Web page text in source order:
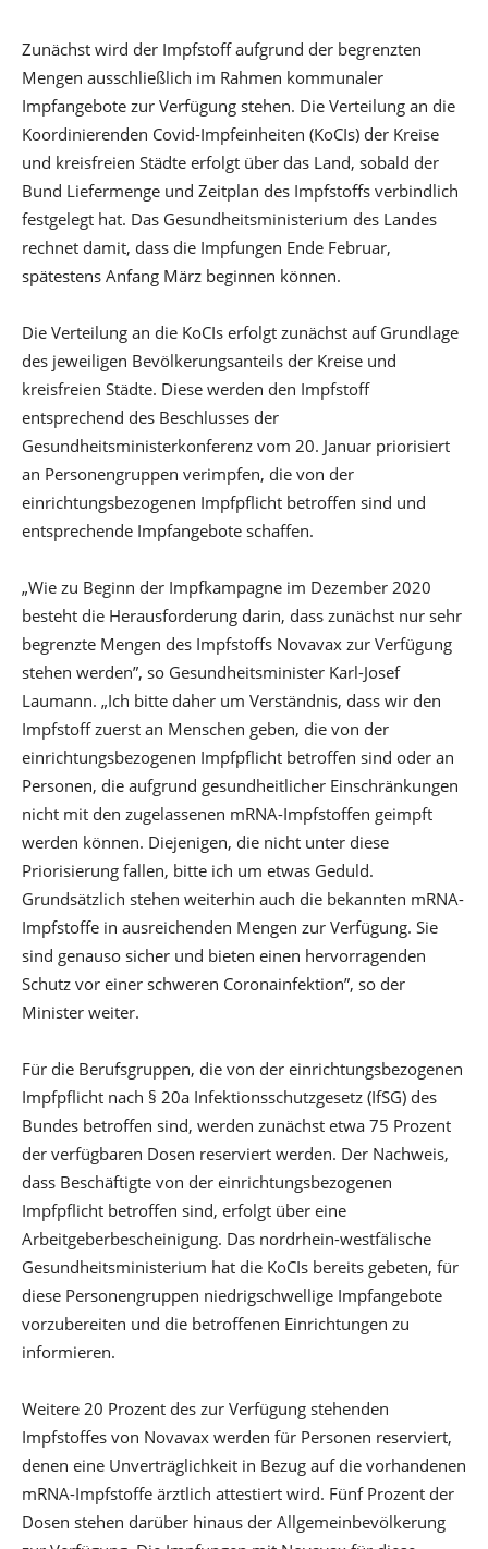
Zunächst wird der Impfstoff aufgrund der begrenzten
Mengen ausschließlich im Rahmen kommunaler
Impfangebote zur Verfügung stehen. Die Verteilung an die
Koordinierenden Covid-Impfeinheiten (KoCIs) der Kreise
und kreisfreien Städte erfolgt über das Land, sobald der
Bund Liefermenge und Zeitplan des Impfstoffs verbindlich
festgelegt hat. Das Gesundheitsministerium des Landes
rechnet damit, dass die Impfungen Ende Februar,
spätestens Anfang März beginnen können.
Die Verteilung an die KoCIs erfolgt zunächst auf Grundlage
des jeweiligen Bevölkerungsanteils der Kreise und
kreisfreien Städte. Diese werden den Impfstoff
entsprechend des Beschlusses der
Gesundheitsministerkonferenz vom 20. Januar priorisiert
an Personengruppen verimpfen, die von der
einrichtungsbezogenen Impfpflicht betroffen sind und
entsprechende Impfangebote schaffen.
„Wie zu Beginn der Impfkampagne im Dezember 2020
besteht die Herausforderung darin, dass zunächst nur sehr
begrenzte Mengen des Impfstoffs Novavax zur Verfügung
stehen werden”, so Gesundheitsminister Karl-Josef
Laumann. „Ich bitte daher um Verständnis, dass wir den
Impfstoff zuerst an Menschen geben, die von der
einrichtungsbezogenen Impfpflicht betroffen sind oder an
Personen, die aufgrund gesundheitlicher Einschränkungen
nicht mit den zugelassenen mRNA-Impfstoffen geimpft
werden können. Diejenigen, die nicht unter diese
Priorisierung fallen, bitte ich um etwas Geduld.
Grundsätzlich stehen weiterhin auch die bekannten mRNA-
Impfstoffe in ausreichenden Mengen zur Verfügung. Sie
sind genauso sicher und bieten einen hervorragenden
Schutz vor einer schweren Coronainfektion”, so der
Minister weiter.
Für die Berufsgruppen, die von der einrichtungsbezogenen
Impfpflicht nach § 20a Infektionsschutzgesetz (IfSG) des
Bundes betroffen sind, werden zunächst etwa 75 Prozent
der verfügbaren Dosen reserviert werden. Der Nachweis,
dass Beschäftigte von der einrichtungsbezogenen
Impfpflicht betroffen sind, erfolgt über eine
Arbeitgeberbescheinigung. Das nordrhein-westfälische
Gesundheitsministerium hat die KoCIs bereits gebeten, für
diese Personengruppen niedrigschwellige Impfangebote
vorzubereiten und die betroffenen Einrichtungen zu
informieren.
Weitere 20 Prozent des zur Verfügung stehenden
Impfstoffes von Novavax werden für Personen reserviert,
denen eine Unverträglichkeit in Bezug auf die vorhandenen
mRNA-Impfstoffe ärztlich attestiert wird. Fünf Prozent der
Dosen stehen darüber hinaus der Allgemeinbevölkerung